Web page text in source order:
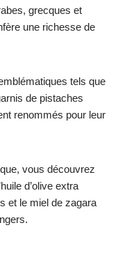
grecques et
une richesse de
tels que
de pistaches
renommés pour leur
vous découvrez
d’olive extra
et le miel de zagara